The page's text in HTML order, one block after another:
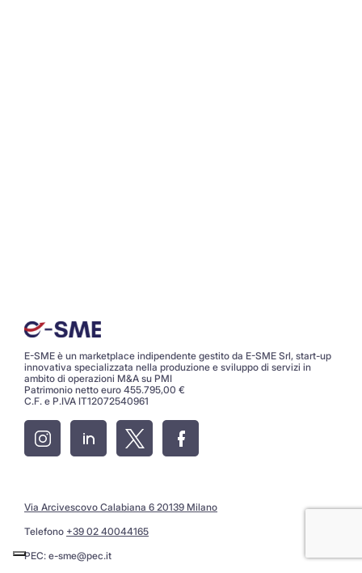
E-SME è un marketplace indipendente gestito da E-SME Srl, start-up
innovativa specializzata nella produzione e sviluppo di servizi in
ambito di operazioni M&A su PMI
Patrimonio netto euro 455.795,00 €
C.F. e P.IVA IT12072540961
Via Arcivescovo Calabiana 6 20139 Milano
Telefono +39 02 40044165
PEC: e-sme@pec.it